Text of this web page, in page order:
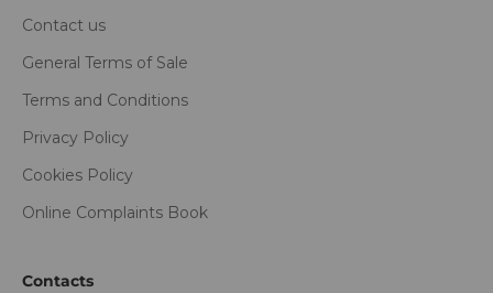
Contact us
General Terms of Sale
Terms and Conditions
Privacy Policy
Cookies Policy
Online Complaints Book
Contacts